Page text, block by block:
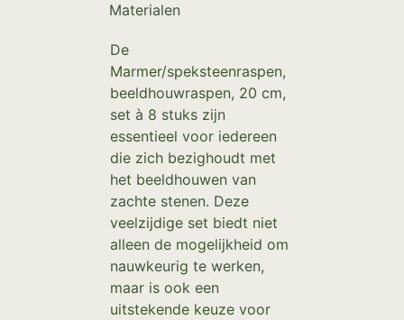
Materialen
De
Marmer/speksteenraspen,
beeldhouwraspen, 20 cm,
set à 8 stuks zijn
essentieel voor iedereen
die zich bezighoudt met
het beeldhouwen van
zachte stenen. Deze
veelzijdige set biedt niet
alleen de mogelijkheid om
nauwkeurig te werken,
maar is ook een
uitstekende keuze voor